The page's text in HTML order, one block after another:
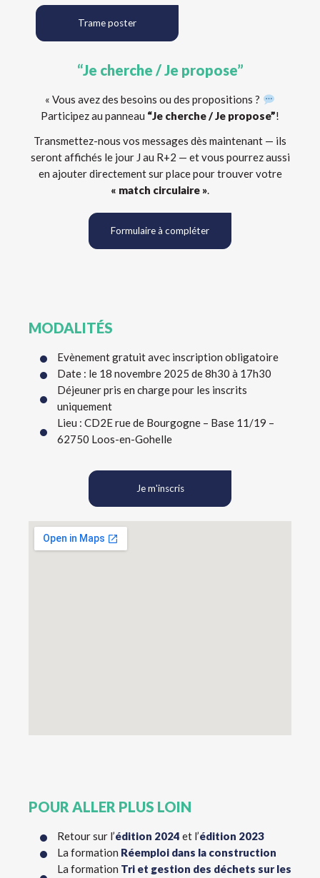
Trame poster
“Je cherche / Je propose”
« Vous avez des besoins ou des propositions ?
Participez au panneau “Je cherche / Je propose”!
Transmettez-nous vos messages dès maintenant — ils
seront affichés le jour J au R+2 — et vous pourrez aussi
en ajouter directement sur place pour trouver votre
« match circulaire ».
Formulaire à compléter
MODALITÉS
Evènement gratuit avec inscription obligatoire
Date : le 18 novembre 2025 de 8h30 à 17h30
Déjeuner pris en charge pour les inscrits
uniquement
Lieu : CD2E rue de Bourgogne – Base 11/19 –
62750 Loos-en-Gohelle
Je m'inscris
POUR ALLER PLUS LOIN
Retour sur l’édition 2024 et l’édition 2023
La formation Réemploi dans la construction
La formation Tri et gestion des déchets sur les